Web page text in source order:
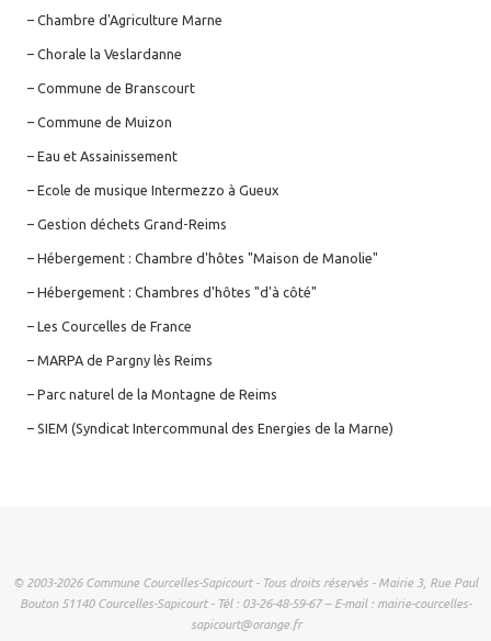
– Chambre d'Agriculture Marne
– Chorale la Veslardanne
– Commune de Branscourt
– Commune de Muizon
– Eau et Assainissement
– Ecole de musique Intermezzo à Gueux
– Gestion déchets Grand-Reims
– Hébergement : Chambre d'hôtes "Maison de Manolie"
– Hébergement : Chambres d'hôtes "d'à côté"
– Les Courcelles de France
– MARPA de Pargny lès Reims
– Parc naturel de la Montagne de Reims
– SIEM (Syndicat Intercommunal des Energies de la Marne)
© 2003-2026 Commune Courcelles-Sapicourt - Tous droits réservés - Mairie 3, Rue Paul
Bouton 51140 Courcelles-Sapicourt - Tél : 03-26-48-59-67 – E-mail : mairie-courcelles-
sapicourt@orange.fr